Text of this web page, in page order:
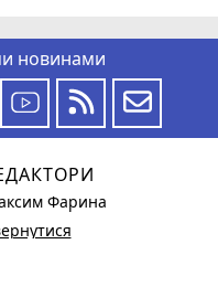
новинами
Фарина